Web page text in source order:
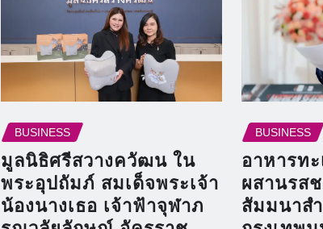
BUSINESS
มูลนิธิศรีสวางควัฒน ใน
พระอุปถัมภ์ สมเด็จพระเจ้า
น้องนางเธอ เจ้าฟ้าจุฬาภ
BUSINESS
อาหารท
ผสานรส
สัมมนาส